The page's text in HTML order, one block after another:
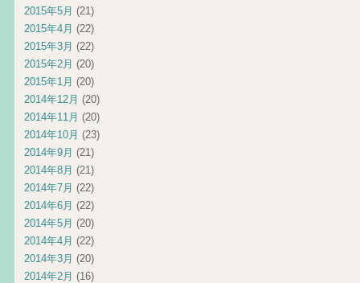
2015年5月 (21)
2015年4月 (22)
2015年3月 (22)
2015年2月 (20)
2015年1月 (20)
2014年12月 (20)
2014年11月 (20)
2014年10月 (23)
2014年9月 (21)
2014年8月 (21)
2014年7月 (22)
2014年6月 (22)
2014年5月 (20)
2014年4月 (22)
2014年3月 (20)
2014年2月 (16)